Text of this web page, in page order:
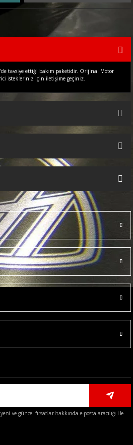
tavsiye ettiği bakım paketidir. Orijinal Motor
istekleriniz için iletişime geçiniz.
ilk yorumu siz yapın!
ürün açıklamalarında ve diğer
noktaları öneri formunu kullanarak
ederiz.
veya görüntülenemiyor.
bilgiler bulunuyor.
daha pahalı.
olmalı.
Gönder
ve güncel fırsatlar hakkında e-posta aracılığı ile